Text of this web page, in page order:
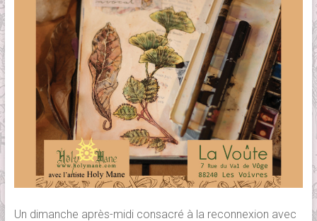
Un dimanche après-midi consacré à la reconnexion avec